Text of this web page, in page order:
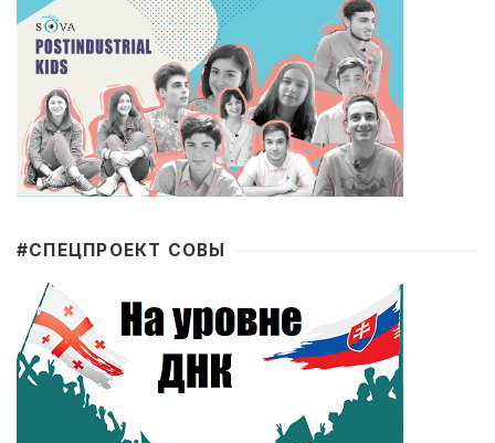
#CПЕЦПРОЕКТ СОВЫ